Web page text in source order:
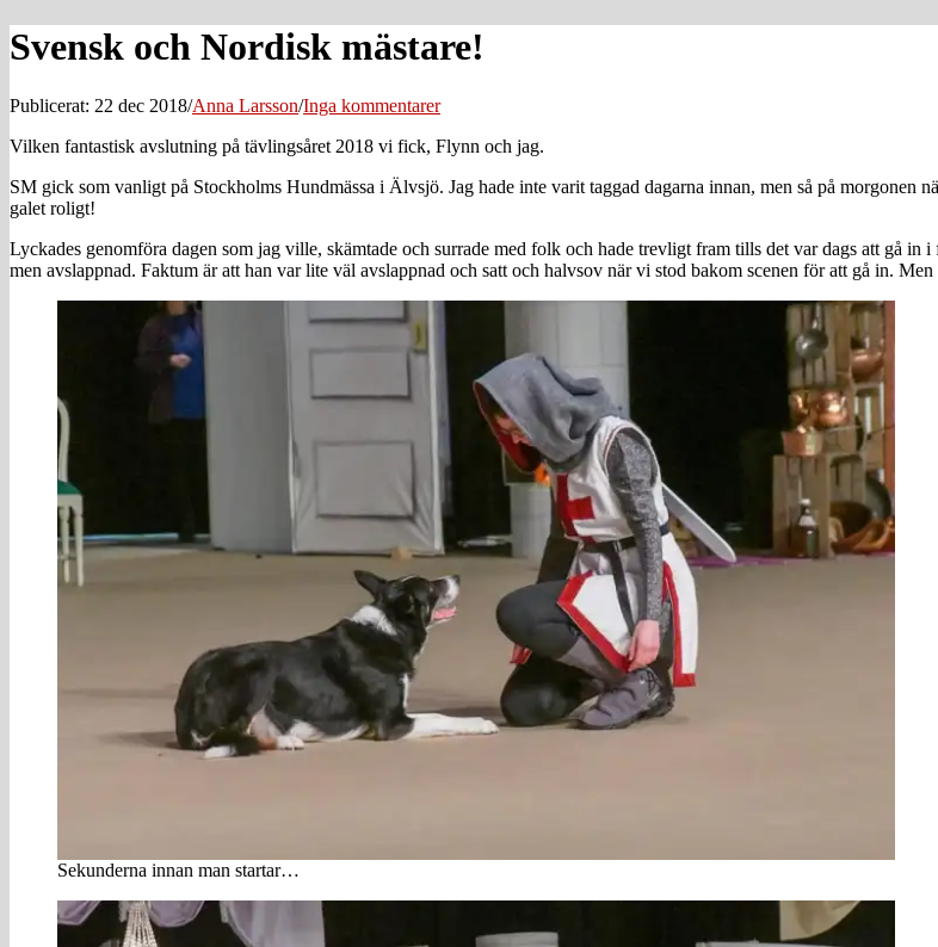
Svensk och Nordisk mästare!
Publicerat: 22 dec 2018/Anna Larsson/Inga kommentarer
Vilken fantastisk avslutning på tävlingsåret 2018 vi fick, Flynn och jag.
SM gick som vanligt på Stockholms Hundmässa i Älvsjö. Jag hade inte varit taggad dagarna innan, men så på morgonen
galet roligt!
Lyckades genomföra dagen som jag ville, skämtade och surrade med folk och hade trevligt fram tills det var dags att gå
men avslappnad. Faktum är att han var lite väl avslappnad och satt och halvsov när vi stod bakom scenen för att gå in.
Sekunderna innan man startar…